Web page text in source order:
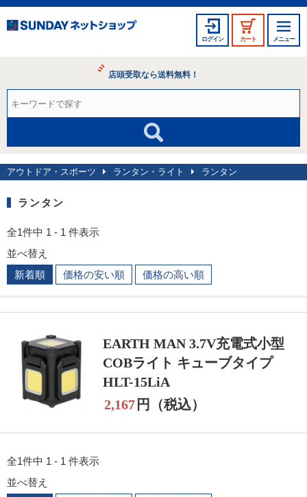
ログイン カート メニュー
店頭受取なら送料無料！
アウトドア・スポーツ ランタン・ライト ランタン
ランタン
全1件中 1 - 1 件表示
並べ替え
新着順
価格の安い順 価格の高い順
EARTH MAN 3.7V充電式小型
COBライト キューブタイプ
HLT-15LiA
2,167 円（税込）
全1件中 1 - 1 件表示
並べ替え